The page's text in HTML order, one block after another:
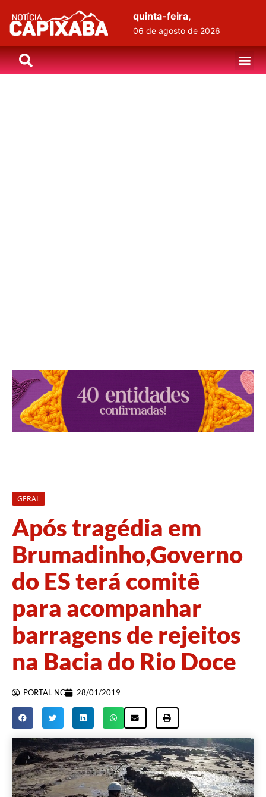
quinta-feira,
06 de agosto de 2026
GERAL
Após tragédia em
Brumadinho,Governo
do ES terá comitê
para acompanhar
barragens de rejeitos
na Bacia do Rio Doce
PORTAL NC 28/01/2019